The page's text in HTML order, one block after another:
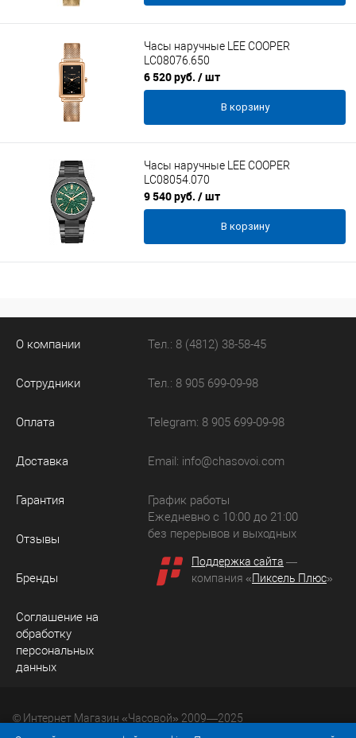
Часы наручные LEE COOPER
LC08076.650
6 520 руб. / шт
В корзину
Часы наручные LEE COOPER
LC08054.070
9 540 руб. / шт
В корзину
О компании
Сотрудники
Оплата
Доставка
Гарантия
Отзывы
Бренды
Соглашение на
обработку
персональных
данных
Тел.: 8 (4812) 38-58-45
Тел.: 8 905 699-09-98
Telegram: 8 905 699-09-98
Email: info@chasovoi.com
График работы
Ежедневно с 10:00 до 21:00
без перерывов и выходных
Поддержка сайта —
компания «Пиксель Плюс»
© Интернет Магазин «Часовой» 2009—2025
Юридический адрес: 214036 Россия, г. Смоленск, ул.